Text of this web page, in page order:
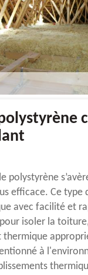
polystyrène
efficace. Ce type
avec facilité et
isoler la
thermique
à